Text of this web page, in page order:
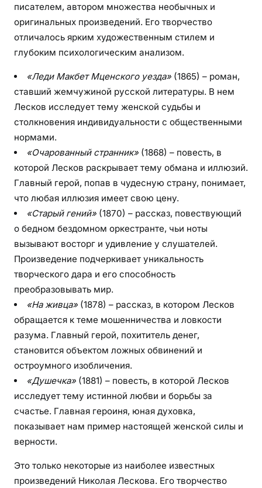
писателем, автором множества необычных и
оригинальных произведений. Его творчество
отличалось ярким художественным стилем и
глубоким психологическим анализом.
«Леди Макбет Мценского уезда» (1865) – роман,
ставший жемчужиной русской литературы. В нем
Лесков исследует тему женской судьбы и
столкновения индивидуальности с общественными
нормами.
«Очарованный странник» (1868) – повесть, в
которой Лесков раскрывает тему обмана и иллюзий.
Главный герой, попав в чудесную страну, понимает,
что любая иллюзия имеет свою цену.
«Старый гений» (1870) – рассказ, повествующий
о бедном бездомном оркестранте, чьи ноты
вызывают восторг и удивление у слушателей.
Произведение подчеркивает уникальность
творческого дара и его способность
преобразовывать мир.
«На живца» (1878) – рассказ, в котором Лесков
обращается к теме мошенничества и ловкости
разума. Главный герой, похититель денег,
становится объектом ложных обвинений и
остроумного изобличения.
«Душечка» (1881) – повесть, в которой Лесков
исследует тему истинной любви и борьбы за
счастье. Главная героиня, юная духовка,
показывает нам пример настоящей женской силы и
верности.
Это только некоторые из наиболее известных
произведений Николая Лескова. Его творчество